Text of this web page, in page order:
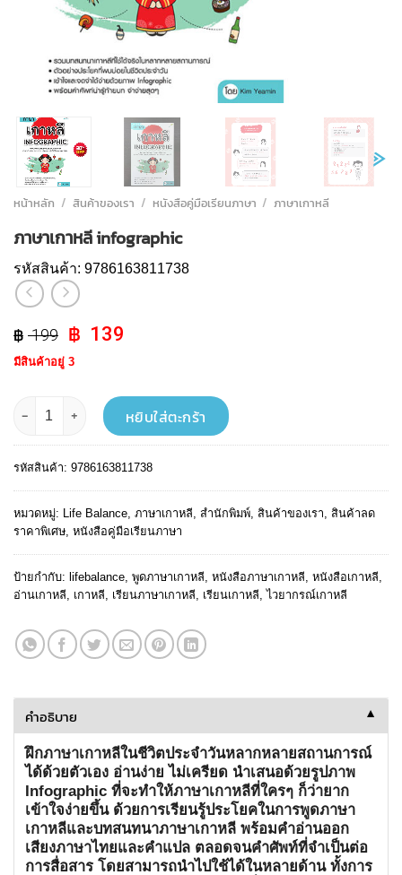
หน้าหลัก / สินค้าของเรา / หนังสือคู่มือเรียนภาษา / ภาษาเกาหลี
ภาษาเกาหลี infographic
รหัสสินค้า: 9786163811738
199 Original
price
was:
฿ 199.
139
฿ 139.
มีสินค้าอยู่ 3
จำนวน ภาษาเกาหลี infographic ชิ้น
หยิบใส่ตะกร้า
รหัสสินค้า: 9786163811738
หมวดหมู่: Life Balance ภาษาเกาหลี สำนักพิมพ์ สินค้าของเรา สินค้าลด
ราคาพิเศษ หนังสือคู่มือเรียนภาษา
ป้ายกำกับ: lifebalance พูดภาษาเกาหลี หนังสือภาษาเกาหลี หนังสือเกาหลี
อ่านเกาหลี
เกาหลี เรียนภาษาเกาหลี เรียนเกาหลี ,ไวยากรณ์เกาหลี
คำอธิบาย ▼
ฝึกภาษาเกาหลีในชีวิตประจำวันหลากหลายสถานการณ์
ได้ด้วยตัวเอง อ่านง่าย ไม่เครียด นำเสนอด้วยรูปภาพ
Infographic ที่จะทำให้ภาษาเกาหลีที่ใครๆ ก็ว่ายาก
เข้าใจง่ายขึ้น ด้วยการเรียนรู้ประโยคในการพูดภาษา
เกาหลีและบทสนทนาภาษาเกาหลี พร้อมคำอ่านออก
เสียงภาษาไทยและคำแปล ตลอดจนคำศัพท์ที่จำเป็นต่อ
การสื่อสาร โดยสามารถนำไปใช้ได้ในหลายด้าน ทั้งการ